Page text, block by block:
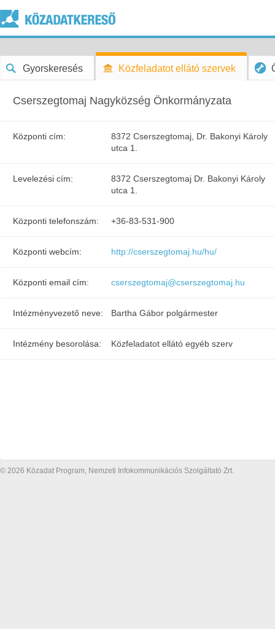
Gyorskeresés Közfeladatot ellátó szervek
Cserszegtomaj Nagyközség Önkormányzata
Központi cím:
8372 Cserszegtomaj, Dr. Bakonyi Károly
utca 1.
Levelezési cím:
8372 Cserszegtomaj Dr. Bakonyi Károly
utca 1.
Központi telefonszám: +36-83-531-900
Központi webcím: http://cserszegtomaj.hu/hu/
Központi email cím: cserszegtomaj@cserszegtomaj.hu
Intézményvezető neve: Bartha Gábor polgármester
Intézmény besorolása: Közfeladatot ellátó egyéb szerv
© 2026 Közadat Program, Nemzeti Infokommunikációs Szolgáltató Zrt.